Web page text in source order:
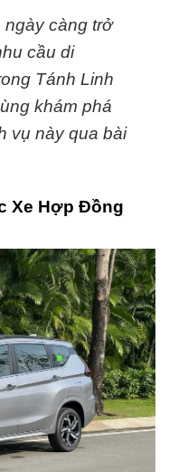
càng trở
cầu di
Tánh Linh
khám phá
vụ này qua bài
Xe Hợp Đồng